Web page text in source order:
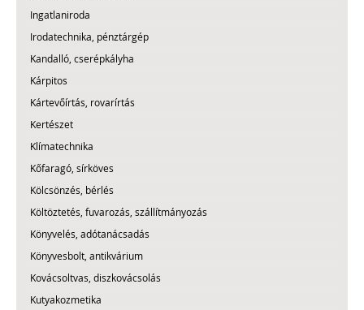
Ingatlaniroda
Irodatechnika, pénztárgép
Kandalló, cserépkályha
Kárpitos
Kártevőírtás, rovarírtás
Kertészet
Klímatechnika
Kőfaragó, sírköves
Kölcsönzés, bérlés
Költöztetés, fuvarozás, szállítmányozás
Könyvelés, adótanácsadás
Könyvesbolt, antikvárium
Kovácsoltvas, diszkovácsolás
Kutyakozmetika